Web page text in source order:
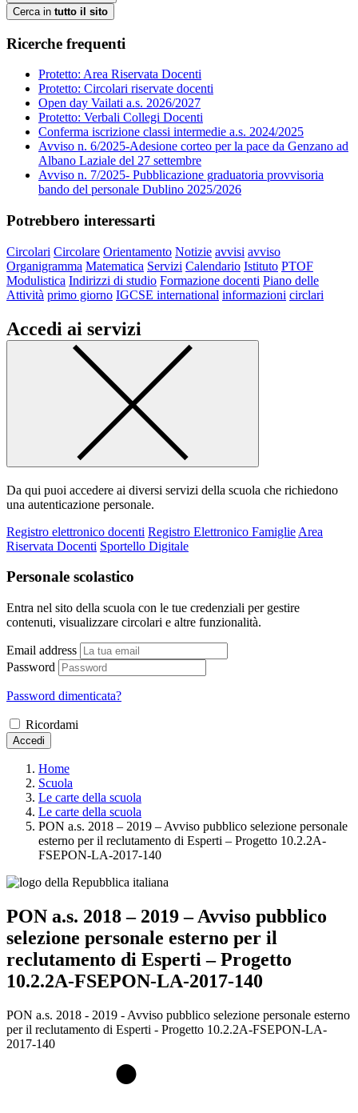
Cerca in tutto il sito
Ricerche frequenti
Protetto: Area Riservata Docenti
Protetto: Circolari riservate docenti
Open day Vailati a.s. 2026/2027
Protetto: Verbali Collegi Docenti
Conferma iscrizione classi intermedie a.s. 2024/2025
Avviso n. 6/2025-Adesione corteo per la pace da Genzano ad
Albano Laziale del 27 settembre
Avviso n. 7/2025- Pubblicazione graduatoria provvisoria
bando del personale Dublino 2025/2026
Potrebbero interessarti
Circolari Circolare Orientamento Notizie avvisi avviso
Organigramma Matematica Servizi Calendario Istituto PTOF
Modulistica Indirizzi di studio Formazione docenti Piano delle
Attività primo giorno IGCSE international informazioni circlari
Accedi ai servizi
Da qui puoi accedere ai diversi servizi della scuola che richiedono
una autenticazione personale.
Registro elettronico docenti Registro Elettronico Famiglie Area
Riservata Docenti Sportello Digitale
Personale scolastico
Entra nel sito della scuola con le tue credenziali per gestire
contenuti, visualizzare circolari e altre funzionalità.
Email address
Password
Password dimenticata?
Ricordami
Accedi
Home
Scuola
Le carte della scuola
Le carte della scuola
PON a.s. 2018 – 2019 – Avviso pubblico selezione personale
esterno per il reclutamento di Esperti – Progetto 10.2.2A-
FSEPON-LA-2017-140
PON a.s. 2018 – 2019 – Avviso pubblico
selezione personale esterno per il
reclutamento di Esperti – Progetto
10.2.2A-FSEPON-LA-2017-140
PON a.s. 2018 - 2019 - Avviso pubblico selezione personale esterno
per il reclutamento di Esperti - Progetto 10.2.2A-FSEPON-LA-
2017-140